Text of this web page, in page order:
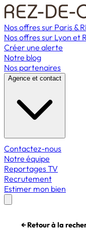
Nos offres sur Paris &
Nos offres sur Lyon et
Créer une alerte
Notre blog
Nos partenaires
Agence et contact
Contactez-nous
Notre équipe
Reportages TV
Recrutement
Estimer mon bien
← Retour à la